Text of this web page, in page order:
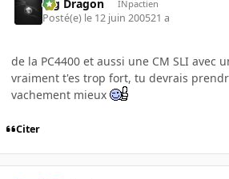
Big Dragon INpactien
Posté(e) le 12 juin 200521 a
de la PC4400 et aussi une CM SLI avec
vraiment t'es trop fort, tu devrais
vachement mieux
Citer